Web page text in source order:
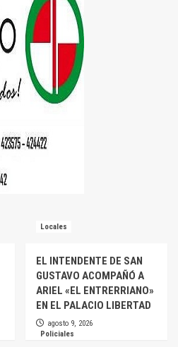
Locales
EL INTENDENTE DE SAN
GUSTAVO ACOMPAÑÓ A
ARIEL «EL ENTRERRIANO»
EN EL PALACIO LIBERTAD
agosto 9, 2026
Policiales